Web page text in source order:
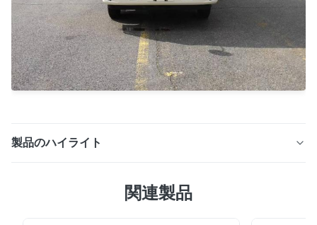
製品のハイライト
-25℃〜+25℃を保ち、6100W冷却で鮮度を保ちます。
関連製品